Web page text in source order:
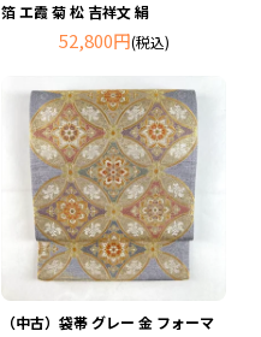
箔 エ霞 菊 松 吉祥文 絹
52,800円(税込)
（中古）袋帯 グレー 金 フォーマ